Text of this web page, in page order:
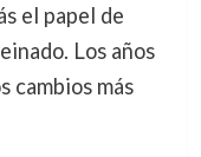
el papel de
Los años
cambios más